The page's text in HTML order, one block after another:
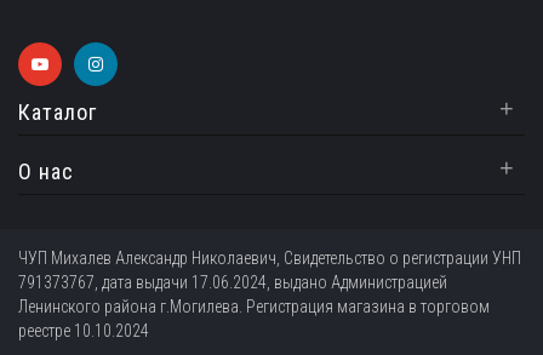
Каталог +
О нас +
ЧУП Михалев Александр Николаевич, Свидетельство о регистрации УНП
791373767, дата выдачи 17.06.2024, выдано Администрацией
Ленинского района г.Могилева. Регистрация магазина в торговом
реестре 10.10.2024